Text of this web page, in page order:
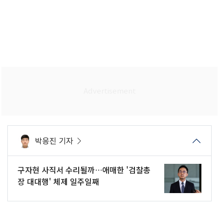
박응진 기자
구자현 사직서 수리될까…애매한 '검찰총
장 대대행' 체제 일주일째